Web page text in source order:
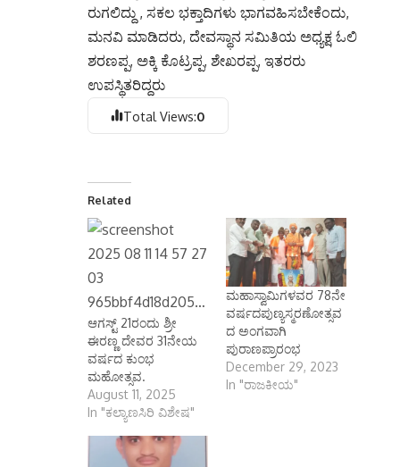
ರುಗಲಿದ್ದು , ಸಕಲ ಭಕ್ತಾದಿಗಳು ಭಾಗವಹಿಸಬೇಕೆಂದು,
ಮನವಿ ಮಾಡಿದರು, ದೇವಸ್ಥಾನ ಸಮಿತಿಯ ಅಧ್ಯಕ್ಷ ಓಲಿ
ಶರಣಪ್ಪ, ಅಕ್ಕಿ ಕೊಟ್ರಪ್ಪ, ಶೇಖರಪ್ಪ, ಇತರರು
ಉಪಸ್ಥಿತರಿದ್ದರು
Total Views:0
Related
ಆಗಸ್ಟ್ 21ರಂದು ಶ್ರೀ
ಈರಣ್ಣ ದೇವರ 31ನೇಯ
ವರ್ಷದ ಕುಂಭ
ಮಹೋತ್ಸವ.
August 11, 2025
In "ಕಲ್ಯಾಣಸಿರಿ ವಿಶೇಷ"
ಮಹಾಸ್ವಾಮಿಗಳವರ 78ನೇ
ವರ್ಷದಪುಣ್ಯಸ್ಮರಣೋತ್ಸವ
ದ ಅಂಗವಾಗಿ
ಪುರಾಣಪ್ರಾರಂಭ
December 29, 2023
In "ರಾಜಕೀಯ"